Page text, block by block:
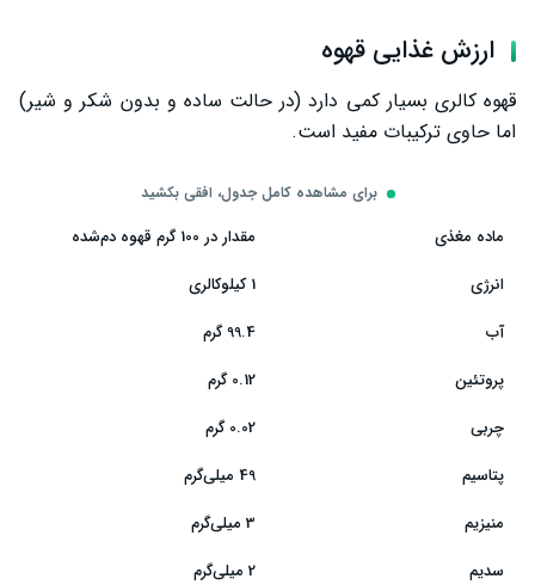
عملکرد طبیعی روده
سلامت پوست
ارزش غذایی قهوه
قهوه کالری بسیار کمی دارد (در حالت ساده و بدون شکر و شیر)
اما حاوی ترکیبات مفید است.
برای مشاهده کامل جدول، افقی بکشید
ماده مغذی
مقدار در 100 گرم قهوه دم‌شده
انرژی
1 کیلوکالری
آب
99.4 گرم
پروتئین
0.12 گرم
چربی
0.02 گرم
پتاسیم
49 میلی‌گرم
منیزیم
3 میلی‌گرم
سدیم
2 میلی‌گرم